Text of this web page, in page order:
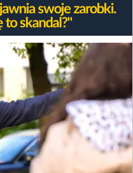
swoje zarobki.
to skandal?"